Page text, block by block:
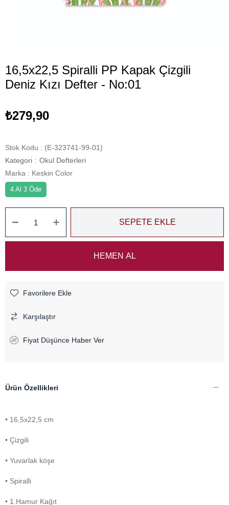
16,5x22,5 Spiralli PP Kapak Çizgili
Deniz Kızı Defter - No:01
₺279,90
Stok Kodu
(E-323741-99-01)
Kategori : Okul Defterleri
Marka : Keskin Color
4 Al 3 Öde
Favorilere Ekle
Karşılaştır
Fiyat Düşünce Haber Ver
Ürün Özellikleri
• 16,5x22,5 cm 
• Çizgili
• Yuvarlak köşe
• Spiralli
• 1.Hamur Kağıt